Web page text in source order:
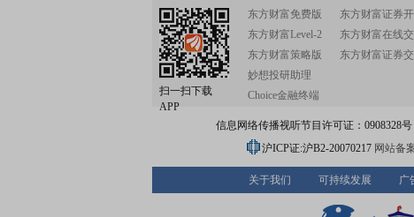
扫一扫下载
APP
东方财富免费版
东方财富Level-2
东方财富策略版
妙想投研助理
Choice金融终端
东方财富证券
东方财富在线
东方财富证券
信息网络传播视听节目许可证：0908328
沪ICP证:沪B2-20070217 网站备
关于我们 可持续发展 广